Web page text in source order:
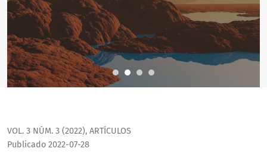
VOL. 3 NÚM. 3 (2022), ARTÍCULOS
Publicado 2022-07-28